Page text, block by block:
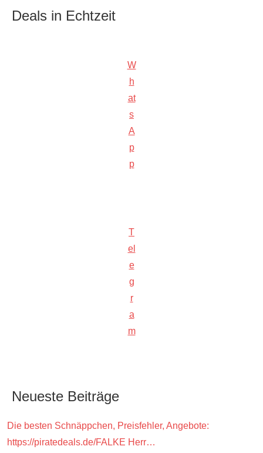
Deals in Echtzeit
W
h
at
s
A
p
p
T
el
e
g
r
a
m
Neueste Beiträge
Die besten Schnäppchen, Preisfehler, Angebote:
https://piratedeals.de/FALKE Herr…